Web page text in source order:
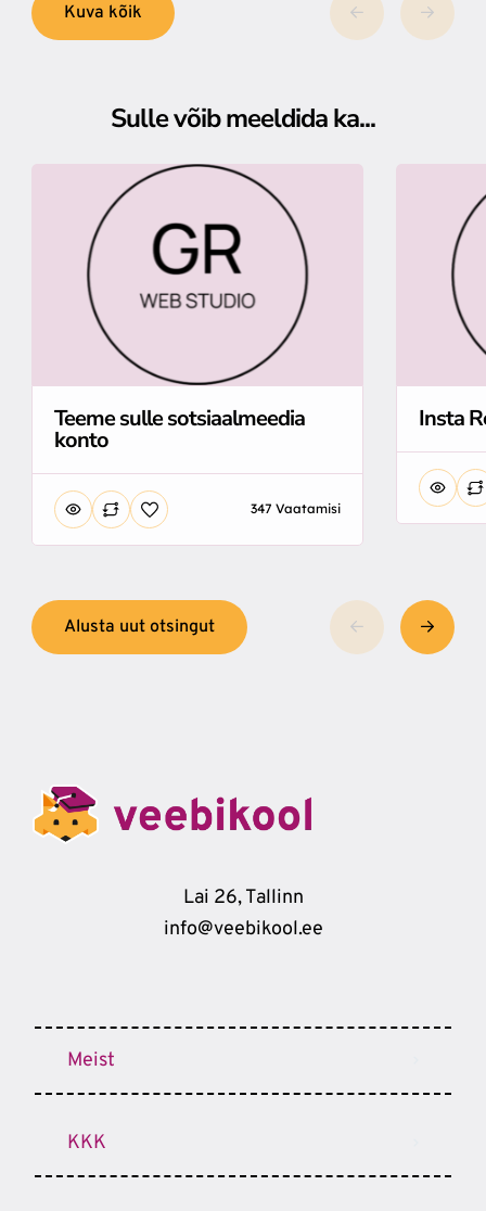
Kuva kõik
Sulle võib meeldida ka...
Teeme sulle sotsiaalmeedia
konto
347 Vaatamisi
Insta
Alusta uut otsingut
Lai 26, Tallinn
info@veebikool.ee
Meist
KKK